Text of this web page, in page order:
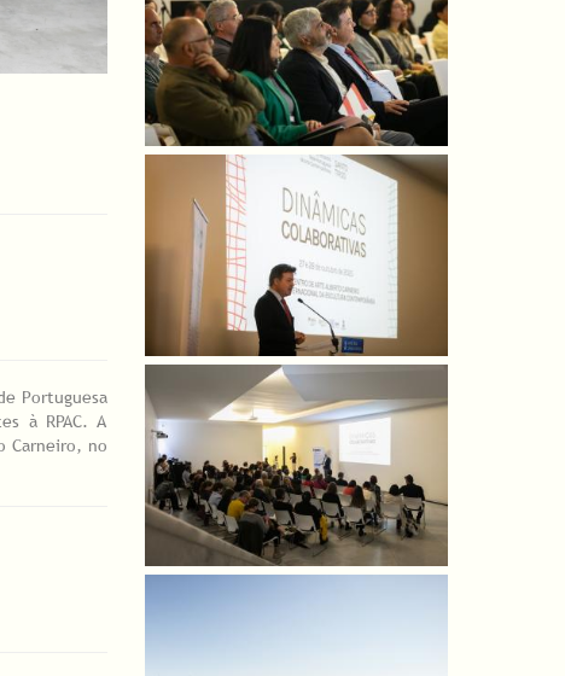
Portuguesa
à RPAC. A
Carneiro, no